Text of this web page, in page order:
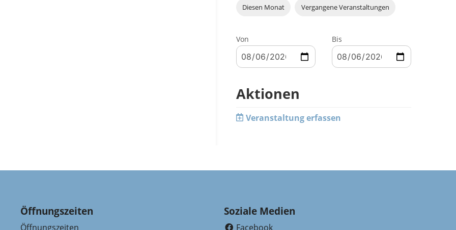
Diesen Monat Vergangene Veranstaltungen
Von Bis
Aktionen
Veranstaltung erfassen
Öffnungszeiten
Öffnungszeiten
Soziale Medien
Facebook